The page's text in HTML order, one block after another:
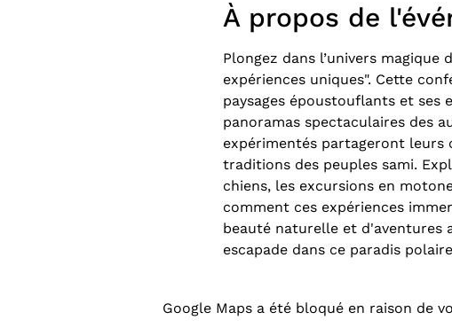
À propos de
Plongez dans l’univers magique
expériences uniques". Cette
paysages époustouflants et ses
panoramas spectaculaires des
expérimentés partageront leurs
traditions des peuples sami.
chiens, les excursions en
comment ces expériences
beauté naturelle et d'aventures
escapade dans ce paradis
Google Maps a été bloqué en raison de